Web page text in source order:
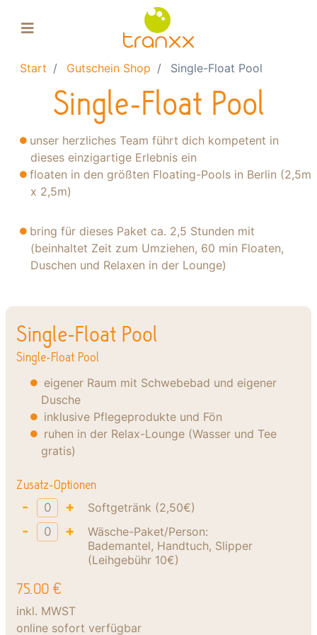
Float-Tank
Massage
Gutscheine
Über uns
Start Gutschein Shop Single-Float Pool
Single-Float Pool
unser herzliches Team führt dich kompetent in
dieses einzigartige Erlebnis ein
floaten in den größten Floating-Pools in Berlin (2,5m
x 2,5m)
bring für dieses Paket ca. 2,5 Stunden mit
(beinhaltet Zeit zum Umziehen, 60 min Floaten,
Duschen und Relaxen in der Lounge)
Single-Float Pool
Single-Float Pool
eigener Raum mit Schwebebad und eigener
Dusche
inklusive Pflegeprodukte und Fön
ruhen in der Relax-Lounge (Wasser und Tee
gratis)
Zusatz-Optionen
- + Softgetränk (2,50€)
- +
Wäsche-Paket/Person:
Bademantel, Handtuch, Slipper
(Leihgebühr 10€)
75.00 €
inkl. MWST
online sofort verfügbar